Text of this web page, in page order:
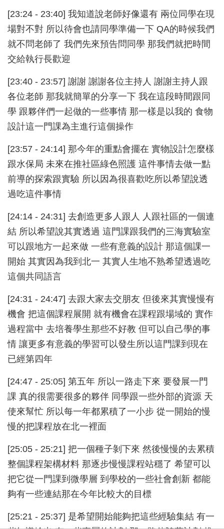
[23:24 - 23:40] 我知道說老師好像還有 兩位同學在現
場對不對 所以待會也請同學準備一下 QA的時候我們
就不問老師了 我們先來預告問同學 那我們就把時間
交給執行長歡迎
[23:40 - 23:57] 謝謝 謝謝各位主持人 謝謝主持人跟
各位老師 那我就簡單的分享一下 我在這段時間跟同
學 跟夥伴們一起做的一些事情 那一樣是以我的 食物
設計這一門課為主進行這個操作
[23:57 - 24:14] 那今年的重點會擺在 實物設計怎麼樣
跟水保局 未來在推社區綠色照護 這件事情去做一點
前導的探索跟實驗 所以因為很喜歡吃所以希望說透
過吃這件事情
[24:14 - 24:31] 去創造更多人跟人 人跟社區的一個連
結 所以希望說其實透過 這門課跟我們的三海實驗室
可以跟地方一起來做 一些有意義的設計 那這個課一
開始 其實因為我到北一 其實人生地不熟希望透過吃
這個共同語言
[24:31 - 24:47] 去跟大家去交朋友 但後來其實慢慢有
機會 把這個課程展開 就有機會在課程跟場域的 實作
過程當中 去培養學生那些不好教 但可以自己學的事
情 讓更多有意義的學習可以發生所以這門課到現在
已經第四年
[24:47 - 25:05] 第五年 所以一路走下來 要發展一門
課 真的很需要很多的夥伴 同學跟一些外部的資源 天
使來幫忙 所以每一年都累積了一小步 從一開始的慢
慢的把課程放在北一裡面
[25:05 - 25:21] 把一個種子剝下來 然後慢慢的去累積
整個課程架構材料 那逐步慢慢課程站穩了 希望可以
把它從一門課到微學層 到學校的一些社會創新 都能
夠有一些連結那在今年比較大的目標
[25:21 - 25:37] 是希望開始能夠把這些經驗集結 有一